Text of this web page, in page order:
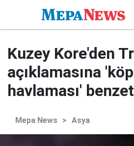
Kuzey Kore'den
açıklamasına
havlaması'
Mepa News > Asya